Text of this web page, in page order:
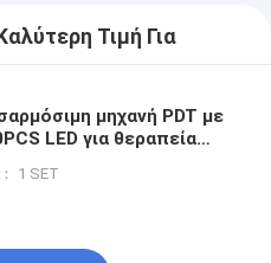
Τιμή Για
μηχανή PDT με
LED για θεραπεία
1 SET